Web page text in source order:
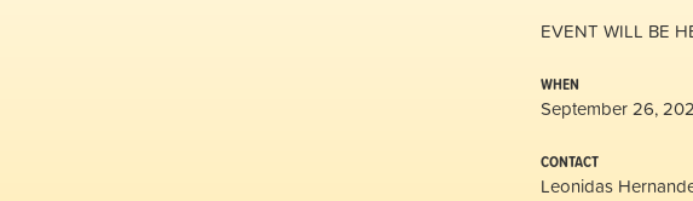
EVENT WILL BE
WHEN
September 26,
CONTACT
Leonidas